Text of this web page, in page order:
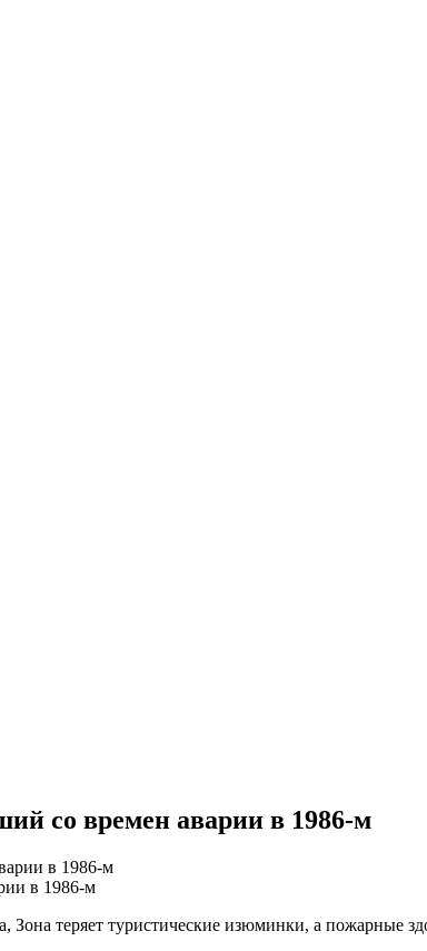
со времен аварии в 1986-м
в 1986-м
Зона теряет туристические изюминки, а пожарные